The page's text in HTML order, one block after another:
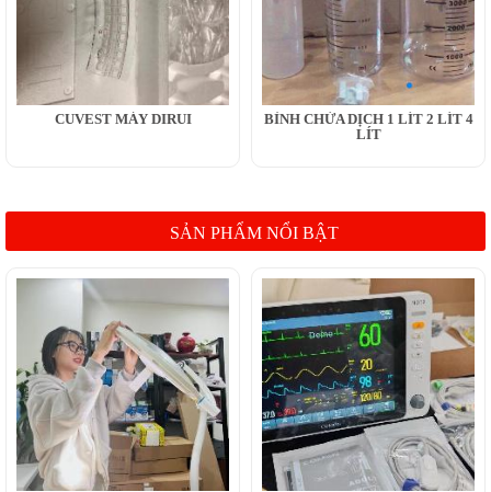
CUVEST MÁY DIRUI
BÌNH CHỨA DỊCH 1 LÍT 2 LÍT 4
LÍT
SẢN PHẨM NỔI BẬT